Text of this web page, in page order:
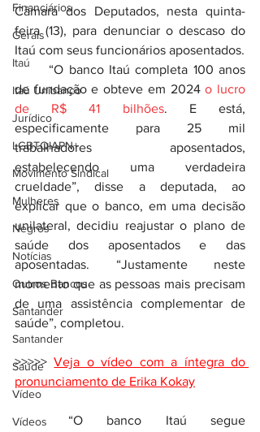
Financiários
Gerais
Itaú
Itaú Unibanco
Jurídico
LGBTQIAPN+
Movimento Sindical
Mulheres
Negros
Notícias
Outros Bancos
Santander
Santander
Saúde
Vídeo
Vídeos
Câmara dos Deputados, nesta quinta-
feira (13), para denunciar o descaso do
Itaú com seus funcionários aposentados.
	“O banco Itaú completa 100 anos
de fundação e obteve em 2024 o lucro
de R$ 41 bilhões. E está,
especificamente para 25 mil
trabalhadores aposentados,
estabelecendo uma verdadeira
crueldade”, disse a deputada, ao
explicar que o banco, em uma decisão
unilateral, decidiu reajustar o plano de
saúde dos aposentados e das
aposentadas. “Justamente neste
momento que as pessoas mais precisam
de uma assistência complementar de
saúde”, completou.
>>>>> Veja o vídeo com a íntegra do
pronunciamento de Erika Kokay
	“O banco Itaú segue